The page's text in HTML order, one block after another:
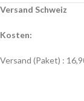
Versand Schweiz
Kosten:
Versand (Paket) :